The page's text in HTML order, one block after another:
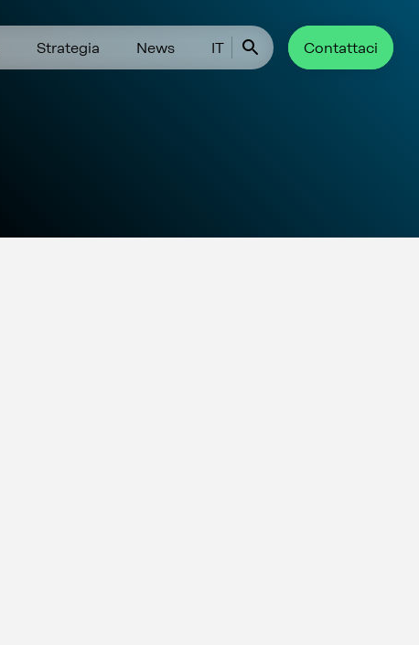
Strategia News IT Contattaci